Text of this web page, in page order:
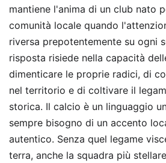
mantiene l'anima di un club nato
comunità locale quando
riversa prepotentemente su ogni
risposta risiede nella capacità
dimenticare le proprie radici, di
nel territorio e di coltivare il
storica. Il calcio è un linguaggio
sempre bisogno di un accento
autentico. Senza quel legame
terra, anche la squadra più